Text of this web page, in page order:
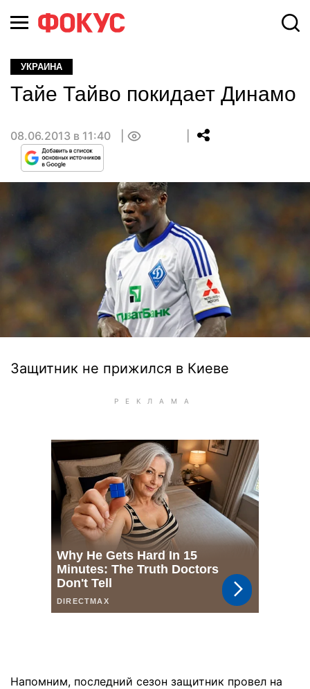
УКРАИНА
Тайе Тайво покидает Динамо
08.06.2013 в 11:40
Защитник не прижился в Киеве
Напомним, последний сезон защитник провел на